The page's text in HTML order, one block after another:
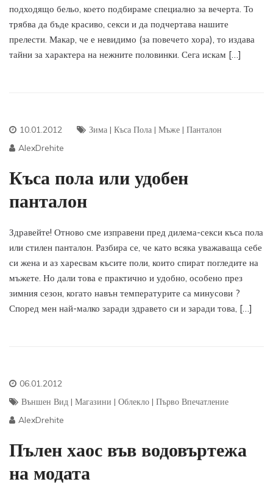
подходящо бельо, което подбираме специално за вечерта. То
трябва да бъде красиво, секси и да подчертава нашите
прелести. Макар, че е невидимо (за повечето хора), то издава
тайни за характера на нежните половинки. Сега искам […]
10.01.2012 Зима | Къса Пола | Мъже | Панталон
AlexDrehite
Къса пола или удобен
панталон
Здравейте! Отново сме изправени пред дилема-секси къса пола
или стилен панталон. Разбира се, че като всяка уважаваща себе
си жена и аз харесвам късите поли, които спират погледите на
мъжете. Но дали това е практично и удобно, особено през
зимния сезон, когато навън температурите са минусови ?
Според мен най-малко заради здравето си и заради това, […]
06.01.2012
Външен Вид | Магазини | Облекло | Първо Впечатление
AlexDrehite
Пълен хаос във водовъртежа
на модата